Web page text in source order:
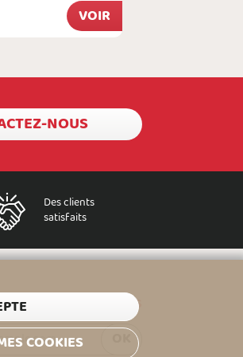
VOIR
NOUS
Des clients
satisfaits
ET BONS PLANS
OK
COOKIES